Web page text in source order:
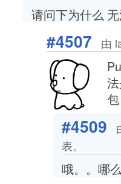
请问下为什么
#4507 由
#4509
表。
哦。。哪